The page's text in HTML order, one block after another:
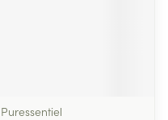
Puressentiel